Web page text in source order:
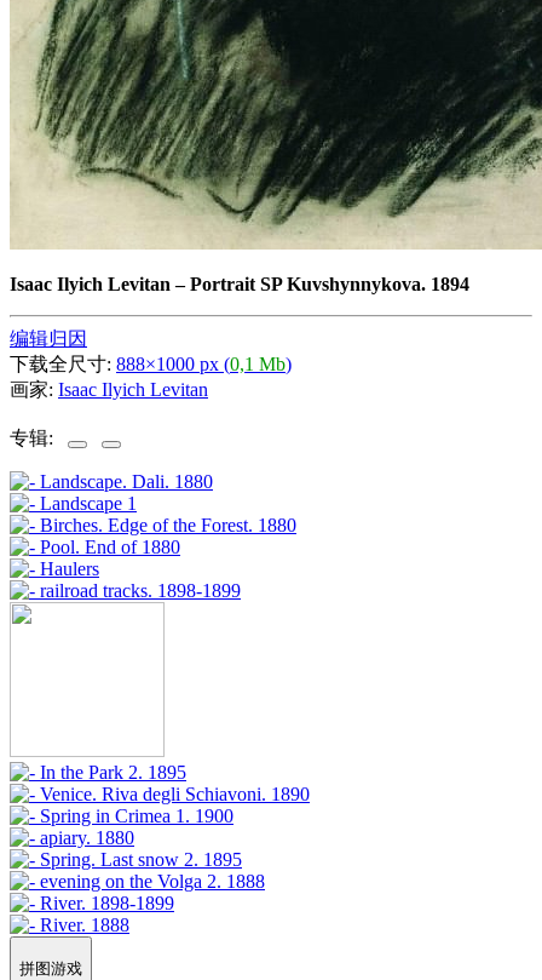
Isaac Ilyich Levitan –Portrait SP Kuvshynnykova. 1894
编辑归因
下载全尺寸: 888×1000 px (0,1 Mb)
画家: Isaac Ilyich Levitan
专辑:
拼图游戏